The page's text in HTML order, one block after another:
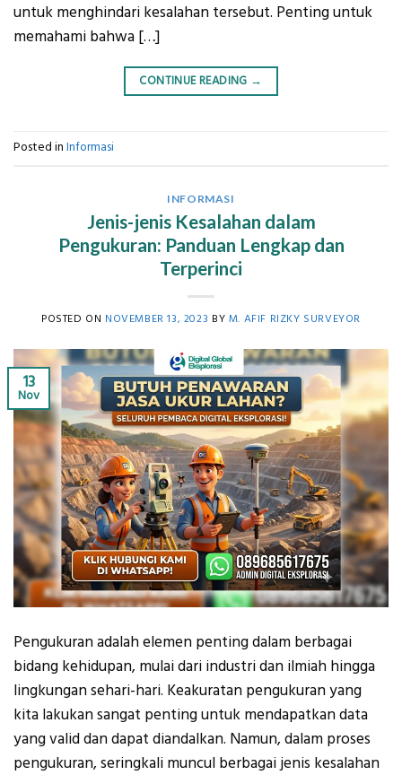
untuk menghindari kesalahan tersebut. Penting untuk
memahami bahwa […]
CONTINUE READING →
Posted in Informasi
INFORMASI
Jenis-jenis Kesalahan dalam
Pengukuran: Panduan Lengkap dan
Terperinci
POSTED ON NOVEMBER 13, 2023 BY M. AFIF RIZKY SURVEYOR
13
Nov
Pengukuran adalah elemen penting dalam berbagai
bidang kehidupan, mulai dari industri dan ilmiah hingga
lingkungan sehari-hari. Keakuratan pengukuran yang
kita lakukan sangat penting untuk mendapatkan data
yang valid dan dapat diandalkan. Namun, dalam proses
pengukuran, seringkali muncul berbagai jenis kesalahan